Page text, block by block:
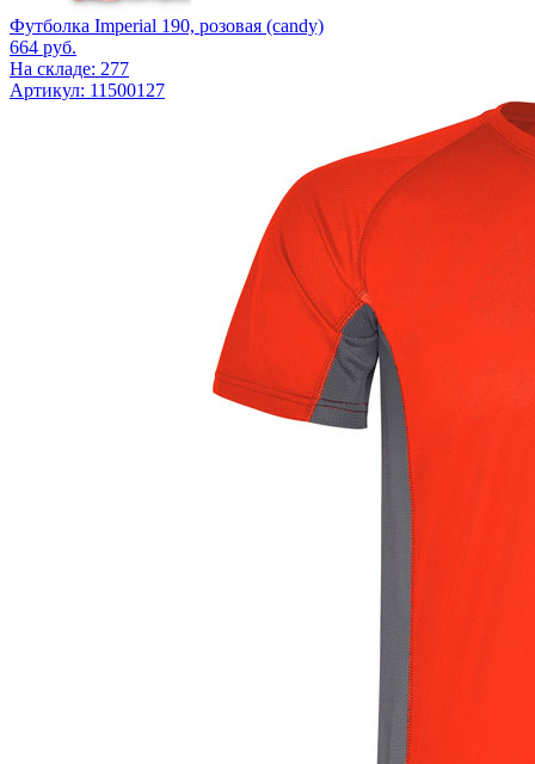
Футболка Imperial 190, розовая (candy)
664 руб.
На складе: 277
Артикул: 11500127